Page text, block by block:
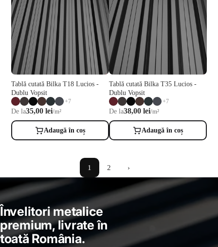
Tablă cutată Bilka T18 Lucios -
Dublu Vopsit
+7
De la35,00 lei/m²
Adaugă în coș
Tablă cutată Bilka T35 Lucios -
Dublu Vopsit
+7
De la38,00 lei/m²
Adaugă în coș
1 2 ›
Învelitori metalice
premium, livrate în
toată România.